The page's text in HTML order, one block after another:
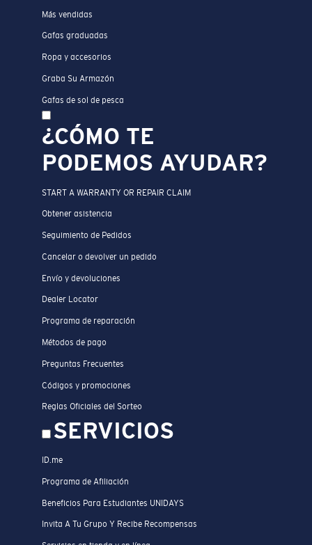
Más vendidas
Gafas graduadas
Ropa y accesorios
Graba Su Armazón
Gafas de sol de pesca
¿CÓMO TE
PODEMOS AYUDAR?
START A WARRANTY OR REPAIR CLAIM
Obtener asistencia
Seguimiento de Pedidos
Cancelar o devolver un pedido
Envío y devoluciones
Dealer Locator
Programa de reparación
Métodos de pago
Preguntas Frecuentes
Códigos y promociones
Reglas Oficiales del Sorteo
SERVICIOS
ID.me
Programa de Afiliación
Beneficios Para Estudiantes UNIDAYS
Invita A Tu Grupo Y Recibe Recompensas